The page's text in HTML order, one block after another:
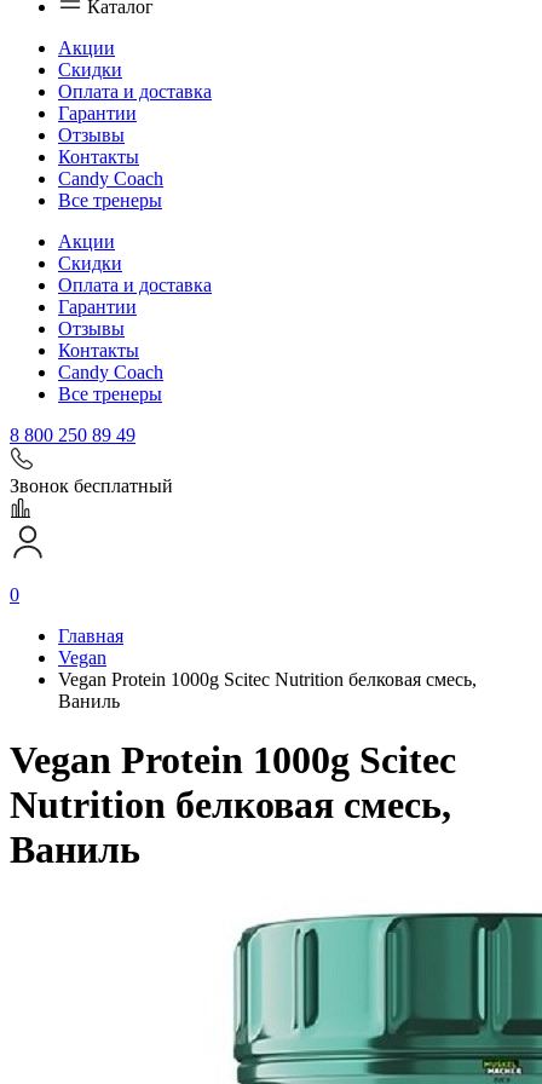
Каталог
Акции
Скидки
Оплата и доставка
Гарантии
Отзывы
Контакты
Candy Coach
Все тренеры
Акции
Скидки
Оплата и доставка
Гарантии
Отзывы
Контакты
Candy Coach
Все тренеры
8 800 250 89 49
Звонок бесплатный
0
Главная
Vegan
Vegan Protein 1000g Scitec Nutrition белковая смесь,
Ваниль
Vegan Protein 1000g Scitec
Nutrition белковая смесь,
Ваниль